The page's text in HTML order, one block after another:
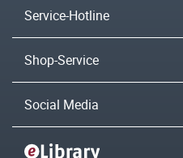
Service-Hotline
Shop-Service
Social Media